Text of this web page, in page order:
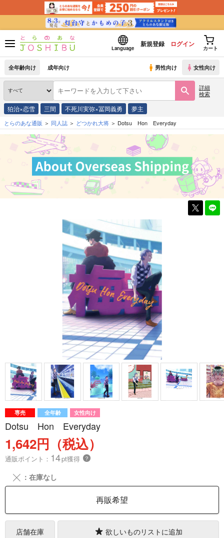
Language
新規登録 ログイン
カート
全年齢向け 成年向け 男性向け 女性向け
詳細
検索
狛治×恋雪 三間 不死川実弥×冨岡義勇 夢主
とらのあな通販 同人誌 どつかれ大将 Dotsu Hon Everyday
専売 全年齢 女性向け
Dotsu Hon Everyday
1,642円（税込）
通販ポイント： 14pt獲得 ？
╳ ：在庫なし
再販希望
店舗在庫 欲しいものリストに追加